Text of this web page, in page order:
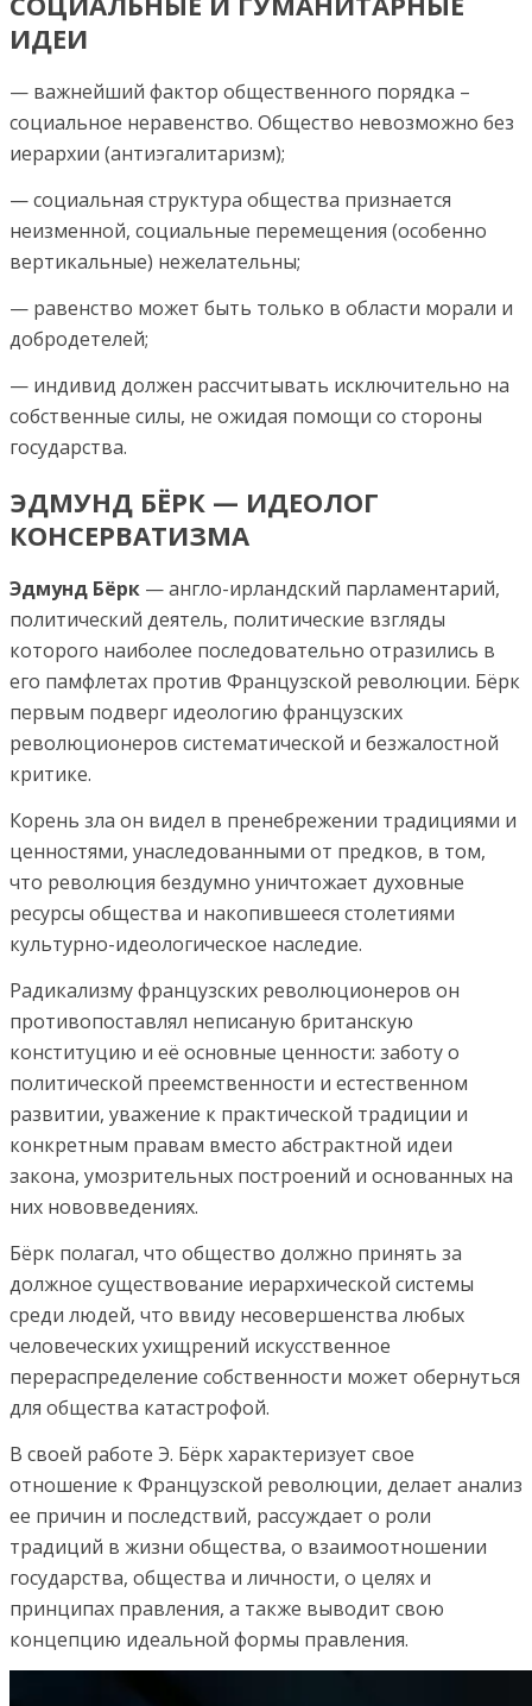
ИДЕИ
— важнейший фактор общественного порядка –
социальное неравенство. Общество невозможно без
иерархии (антиэгалитаризм);
— социальная структура общества признается
неизменной, социальные перемещения (особенно
вертикальные) нежелательны;
— равенство может быть только в области морали и
добродетелей;
— индивид должен рассчитывать исключительно на
собственные силы, не ожидая помощи со стороны
государства.
ЭДМУНД БЁРК — ИДЕОЛОГ
КОНСЕРВАТИЗМА
Эдмунд Бёрк — англо-ирландский парламентарий,
политический деятель, политические взгляды
которого наиболее последовательно отразились в
его памфлетах против Французской революции. Бёрк
первым подверг идеологию французских
революционеров систематической и безжалостной
критике.
Корень зла он видел в пренебрежении традициями и
ценностями, унаследованными от предков, в том,
что революция бездумно уничтожает духовные
ресурсы общества и накопившееся столетиями
культурно-идеологическое наследие.
Радикализму французских революционеров он
противопоставлял неписаную британскую
конституцию и её основные ценности: заботу о
политической преемственности и естественном
развитии, уважение к практической традиции и
конкретным правам вместо абстрактной идеи
закона, умозрительных построений и основанных на
них нововведениях.
Бёрк полагал, что общество должно принять за
должное существование иерархической системы
среди людей, что ввиду несовершенства любых
человеческих ухищрений искусственное
перераспределение собственности может обернуться
для общества катастрофой.
В своей работе Э. Бёрк характеризует свое
отношение к Французской революции, делает анализ
ее причин и последствий, рассуждает о роли
традиций в жизни общества, о взаимоотношении
государства, общества и личности, о целях и
принципах правления, а также выводит свою
концепцию идеальной формы правления.